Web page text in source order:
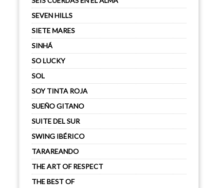
SEVEN HILLS
SIETE MARES
SINHÁ
SO LUCKY
SOL
SOY TINTA ROJA
SUEÑO GITANO
SUITE DEL SUR
SWING IBÉRICO
TARAREANDO
THE ART OF RESPECT
THE BEST OF